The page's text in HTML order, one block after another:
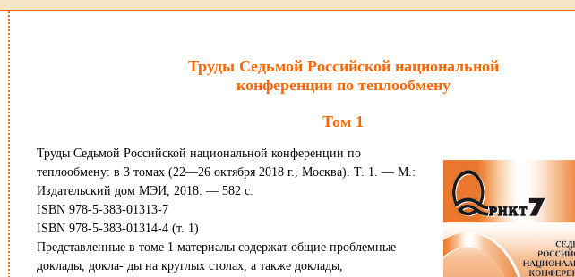
Труды Седьмой Российской национальной
конференции по теплообмену
Том 1
Труды Седьмой Российской национальной конференции по
теплообмену: в 3 томах (22—26 октября 2018 г., Москва). Т. 1. — М.:
Издательский дом МЭИ, 2018. — 582 с.
ISBN 978-5-383-01313-7
ISBN 978-5-383-01314-4 (т. 1)
Представленные в томе 1 материалы содержат общие проблемные
доклады, докла- ды на круглых столах, а также доклады,